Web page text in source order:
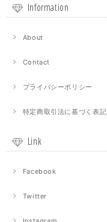
Information
About
Contact
プライバシーポリシー
特定商取引法に基づく表記
Link
Facebook
Twitter